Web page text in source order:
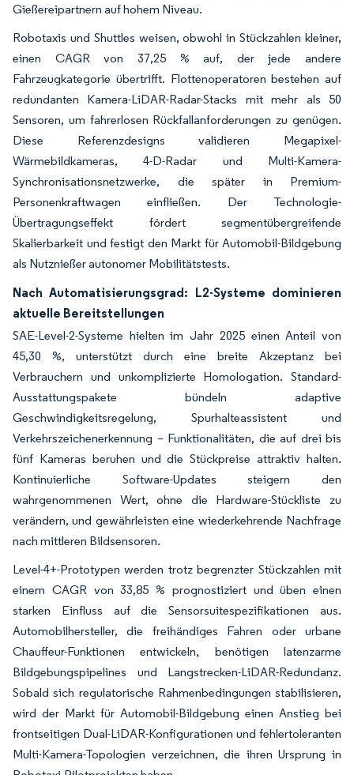
Gießereipartnern auf hohem Niveau.
Robotaxis und Shuttles weisen, obwohl in Stückzahlen kleiner,
einen CAGR von 37,25 % auf, der jede andere
Fahrzeugkategorie übertrifft. Flottenoperatoren bestehen auf
redundanten Kamera-LiDAR-Radar-Stacks mit mehr als 50
Sensoren, um fahrerlosen Rückfallanforderungen zu genügen.
Diese Referenzdesigns validieren Megapixel-
Wärmebildkameras, 4-D-Radar und Multi-Kamera-
Synchronisationsnetzwerke, die später in Premium-
Personenkraftwagen einfließen. Der Technologie-
Übertragungseffekt fördert segmentübergreifende
Skalierbarkeit und festigt den Markt für Automobil-Bildgebung
als Nutznießer autonomer Mobilitätstests.
Nach Automatisierungsgrad: L2-Systeme dominieren
aktuelle Bereitstellungen
SAE-Level-2-Systeme hielten im Jahr 2025 einen Anteil von
45,30 %, unterstützt durch eine breite Akzeptanz bei
Verbrauchern und unkomplizierte Homologation. Standard-
Ausstattungspakete bündeln adaptive
Geschwindigkeitsregelung, Spurhalteassistent und
Verkehrszeichenerkennung – Funktionalitäten, die auf drei bis
fünf Kameras beruhen und die Stückpreise attraktiv halten.
Kontinuierliche Software-Updates steigern den
wahrgenommenen Wert, ohne die Hardware-Stückliste zu
verändern, und gewährleisten eine wiederkehrende Nachfrage
nach mittleren Bildsensoren.
Level-4+-Prototypen werden trotz begrenzter Stückzahlen mit
einem CAGR von 33,85 % prognostiziert und üben einen
starken Einfluss auf die Sensorsuitespezifikationen aus.
Automobilhersteller, die freihändiges Fahren oder urbane
Chauffeur-Funktionen entwickeln, benötigen latenzarme
Bildgebungspipelines und Langstrecken-LiDAR-Redundanz.
Sobald sich regulatorische Rahmenbedingungen stabilisieren,
wird der Markt für Automobil-Bildgebung einen Anstieg bei
frontseitigen Dual-LiDAR-Konfigurationen und fehlertoleranten
Multi-Kamera-Topologien verzeichnen, die ihren Ursprung in